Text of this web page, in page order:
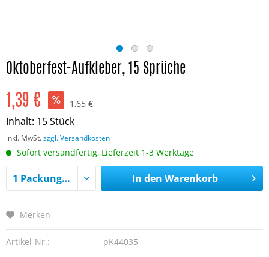
Oktoberfest-Aufkleber, 15 Sprüche
1,39 € 1,65 €
Inhalt: 15 Stück
inkl. MwSt.zzgl. Versandkosten
Sofort versandfertig, Lieferzeit 1-3 Werktage
In den Warenkorb
Merken
Artikel-Nr.: pK44035